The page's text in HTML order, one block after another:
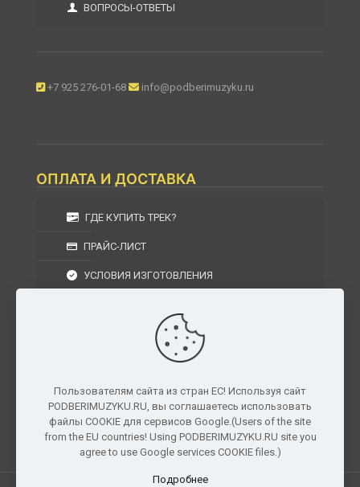
ВОПРОСЫ-ОТВЕТЫ
+7 925 276-01-68 info@podberimuzyku.ru
ОПЛАТА И ДОСТАВКА
ГДЕ КУПИТЬ ТРЕК?
ПРАЙС-ЛИСТ
УСЛОВИЯ ИЗГОТОВЛЕНИЯ
УСЛОВИЯ ВОЗВРАТА
г. Москва, Московская область, Центральный
федеральный округ, РФ, Россия
Пользователям сайта из стран ЕС! Используя сайт
PODBERIMUZYKU.RU, вы соглашаетесь использовать
файлы COOKIE для сервисов Google.(Users of the site
from the EU countries! Using PODBERIMUZYKU.RU site you
agree to use Google services COOKIE files.)
Подробнее